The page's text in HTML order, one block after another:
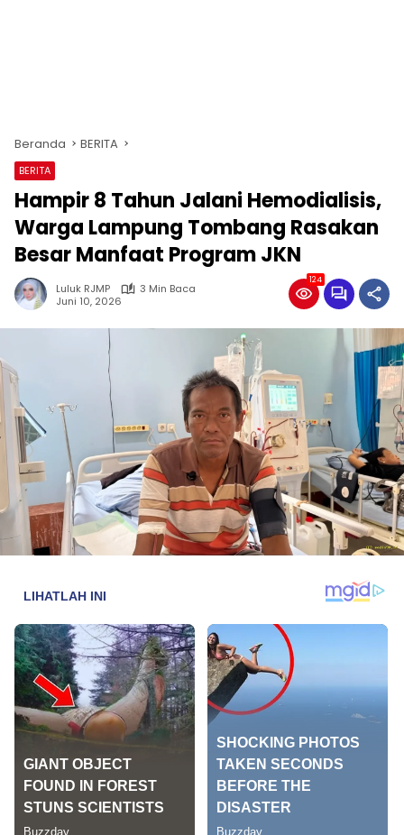
Beranda BERITA
BERITA
Hampir 8 Tahun Jalani Hemodialisis,
Warga Lampung Tombang Rasakan
Besar Manfaat Program JKN
Luluk RJMP
3 Min Baca
Juni 10, 2026
124